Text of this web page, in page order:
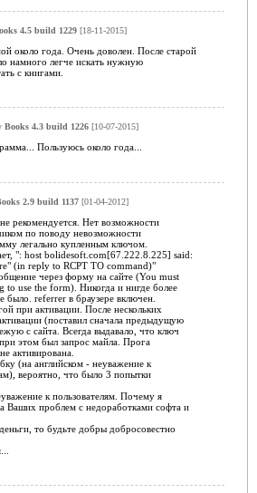
4.5 build 1229[18-11-2015]
около года. Очень доволен. После старой
намного легче искать нужную
с книгами.
Books 4.3 build 1226[10-07-2015]
Пользуюсь около года...
2.9 build 1137[01-04-2012]
рекомендуется. Нет возможности
по поводу невозможности
легально купленным ключом.
": host bolidesoft.com[67.222.8.225] said:
(in reply to RCPT TO command)"
через форму на сайте (You must
to use the form). Никогда и нигде более
referrer в браузере включен.
при активации. После нескольких
(поставил сначала предыдущую
с сайта. Всегда выдавало, что ключ
этом был запрос майла. Прога
активирована.
(на английском - неуважение к
вероятно, что было 3 попытки
к пользователям. Почему я
Ваших проблем с недоработками софта и
то будьте добры добросовестно